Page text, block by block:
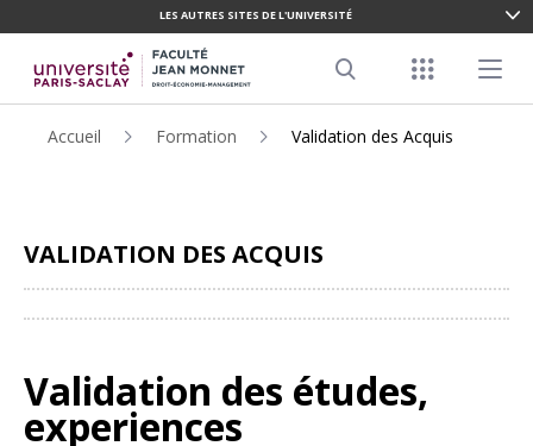
CONTENU
PRINCIPAL
LES AUTRES SITES DE L'UNIVERSITÉ
Menu Menu
Accueil Formation Validation des Acquis
VALIDATION DES ACQUIS
Validation des études,
experiences